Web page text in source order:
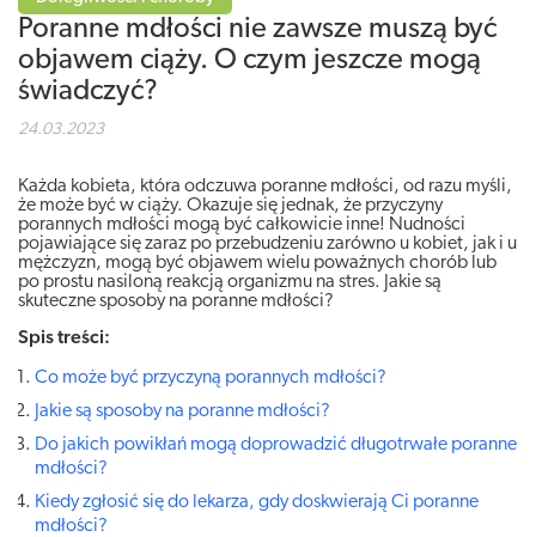
Poranne mdłości nie zawsze muszą być
objawem ciąży. O czym jeszcze mogą
świadczyć?
24.03.2023
Każda kobieta, która odczuwa poranne mdłości, od razu myśli,
że może być w ciąży. Okazuje się jednak, że przyczyny
porannych mdłości mogą być całkowicie inne! Nudności
pojawiające się zaraz po przebudzeniu zarówno u kobiet, jak i u
mężczyzn, mogą być objawem wielu poważnych chorób lub
po prostu nasiloną reakcją organizmu na stres. Jakie są
skuteczne sposoby na poranne mdłości?
Spis treści:
Co może być przyczyną porannych mdłości?
Jakie są sposoby na poranne mdłości?
Do jakich powikłań mogą doprowadzić długotrwałe poranne
mdłości?
Kiedy zgłosić się do lekarza, gdy doskwierają Ci poranne
mdłości?